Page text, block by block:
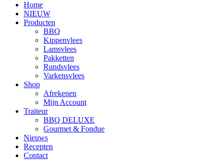
Home
NIEUW
Producten
BBQ
Kippenvlees
Lamsvlees
Pakketten
Rundsvlees
Varkensvlees
Shop
Afrekenen
Mijn Account
Traiteur
BBQ DELUXE
Gourmet & Fondue
Nieuws
Recepten
Contact